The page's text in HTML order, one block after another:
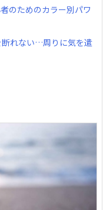
のためのカラー別パワ
断れない…周りに気を遣